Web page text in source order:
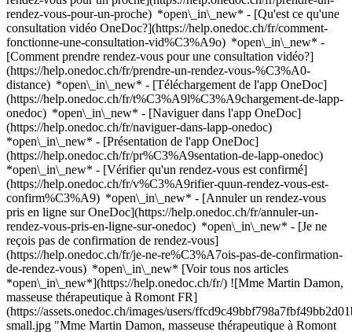
rendez-vous-pour-un-proche) *open\_in\_new* - [Qu'est ce qu'une
consultation vidéo OneDoc?](https://help.onedoc.ch/fr/comment-
fonctionne-une-consultation-vid%C3%A9o) *open\_in\_new* -
[Comment prendre rendez-vous pour une consultation vidéo?]
(https://help.onedoc.ch/fr/prendre-un-rendez-vous-%C3%A0-
distance) *open\_in\_new* - [Téléchargement de l'app OneDoc]
(https://help.onedoc.ch/fr/t%C3%A9l%C3%A9chargement-de-lapp-
onedoc) *open\_in\_new* - [Naviguer dans l'app OneDoc]
(https://help.onedoc.ch/fr/naviguer-dans-lapp-onedoc)
*open\_in\_new* - [Présentation de l'app OneDoc]
(https://help.onedoc.ch/fr/pr%C3%A9sentation-de-lapp-onedoc)
*open\_in\_new* - [Vérifier qu'un rendez-vous est confirmé]
(https://help.onedoc.ch/fr/v%C3%A9rifier-quun-rendez-vous-est-
confirm%C3%A9) *open\_in\_new* - [Annuler un rendez-vous
pris en ligne sur OneDoc](https://help.onedoc.ch/fr/annuler-un-
rendez-vous-pris-en-ligne-sur-onedoc) *open\_in\_new* - [Je ne
reçois pas de confirmation de rendez-vous]
(https://help.onedoc.ch/fr/je-ne-re%C3%A7ois-pas-de-confirmation-
de-rendez-vous) *open\_in\_new* [Voir tous nos articles
*open\_in\_new*](https://help.onedoc.ch/fr/) ![Mme Martin Damon,
masseuse thérapeutique à Romont FR]
(https://assets.onedoc.ch/images/users/
small.jpg "Mme Martin Damon, masseuse thérapeutique à Romont